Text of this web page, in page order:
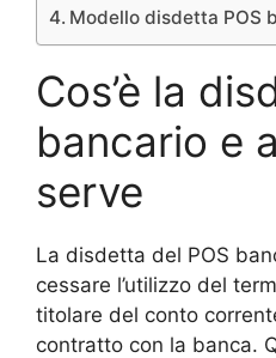
Modello disdetta POS
Cos’è la
bancario e
serve
La disdetta del POS
cessare l’utilizzo del
titolare del conto
contratto con la banca.